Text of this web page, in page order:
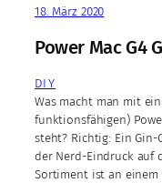
18. März 2020
Power Mac G4
DIY
Was macht man mit
funktionsfähigen)
steht? Richtig: Ein
der Nerd-Eindruck auf
Sortiment ist an einem